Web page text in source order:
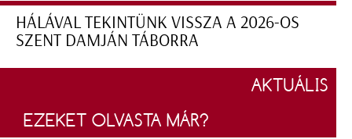
HÁLÁVAL TEKINTÜNK VISSZA A 2026-OS
SZENT DAMJÁN TÁBORRA
AKTUÁLIS
EZEKET OLVASTA MÁR?